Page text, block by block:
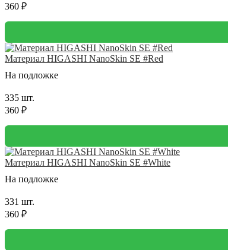
360 ₽
Материал HIGASHI NanoSkin SE #Red
На подложке
335 шт.
360 ₽
Материал HIGASHI NanoSkin SE #White
На подложке
331 шт.
360 ₽